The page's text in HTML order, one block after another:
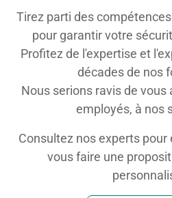
Tirez parti des
pour garantir votre
Profitez de l'expertise et
décades de nos
Nous serions ravis de vous
employés, à nos
Consultez nos experts
vous faire une